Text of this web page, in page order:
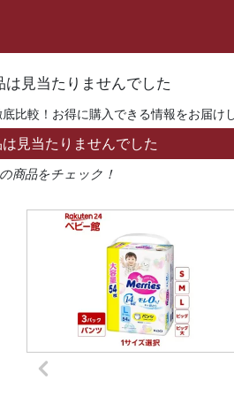
は見当たりませんでした
比較！お得に購入できる情報をお届け
見当たりませんでした
商品をチェック！